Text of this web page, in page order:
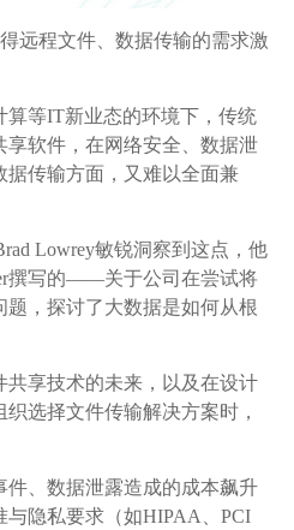
远程文件、数据传输的需求激
算等IT新业态的环境下，传统
享软件，在网络安全、数据泄
据传输方面，又难以全面兼
Lowrey敏锐洞察到这点，他
撰写的——关于公司在尝试将
，探讨了大数据是如何从根
共享技术的未来，以及在设计
织选择文件传输解决方案时，
、数据泄露造成的成本飙升
隐私要求（如HIPAA、PCI